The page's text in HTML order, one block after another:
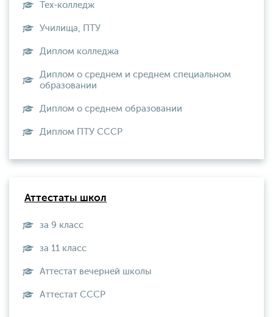
Тех-колледж
Училища, ПТУ
Диплом колледжа
Диплом о среднем и среднем специальном
образовании
Диплом о среднем образовании
Диплом ПТУ СССР
Аттестаты школ
за 9 класс
за 11 класс
Аттестат вечерней школы
Aттестат СССР